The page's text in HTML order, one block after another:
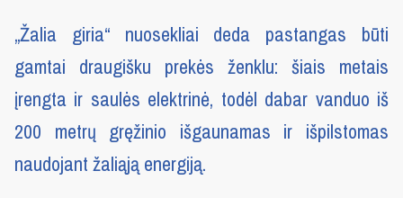
„Žalia giria“ nuosekliai deda pastangas būti
gamtai draugišku prekės ženklu: šiais metais
įrengta ir saulės elektrinė, todėl dabar vanduo iš
200 metrų gręžinio išgaunamas ir išpilstomas
naudojant žaliąją energiją.